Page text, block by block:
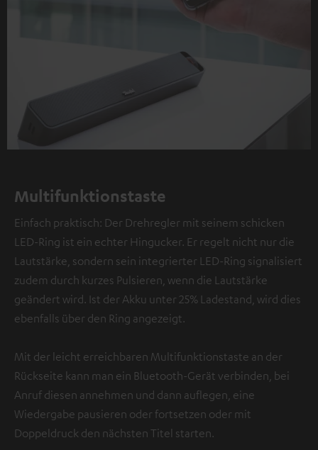
Multifunktionstaste
Einfach praktisch: Der Drehregler mit seinem schicken
LED-Ring ist ein echter Hingucker. Er regelt nicht nur die
Lautstärke, sondern sein integrierter LED-Ring signalisiert
zudem durch kurzes Pulsieren, wenn die Lautstärke
geändert wird. Ist der Akku unter 25% Ladestand, wird dies
ebenfalls über den Ring angezeigt.
Mit der leicht erreichbaren Multifunktionstaste an der
Rückseite kann man ein Bluetooth-Gerät verbinden, bei
Anruf diesen annehmen und dann auflegen, eine
Wiedergabe pausieren oder fortsetzen oder mit
Doppeldruck den nächsten Titel starten.